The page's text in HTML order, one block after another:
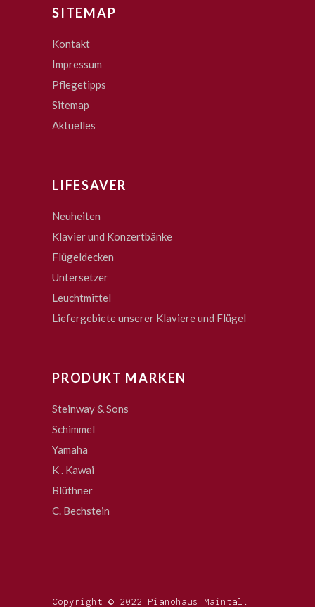
SITEMAP
Kontakt
Impressum
Pflegetipps
Sitemap
Aktuelles
LIFESAVER
Neuheiten
Klavier und Konzertbänke
Flügeldecken
Untersetzer
Leuchtmittel
Liefergebiete unserer Klaviere und Flügel
PRODUKT MARKEN
Steinway & Sons
Schimmel
Yamaha
K . Kawai
Blüthner
C. Bechstein
Copyright © 2022 Pianohaus Maintal.